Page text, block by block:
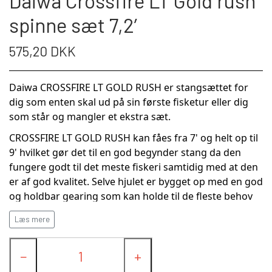
LANDINGS NET
FC SPINNERE HÅNDLAVEDE
FC UPSTREAM STANDARD
FC DOWNSTREAM STANDARD
FC COMPACT
FC BULLET STANDARD
FC UPSTREAM SKJERN Å SPECIAL (M/
#8 KROGE)
FC SPINNERE WESTIN
FC WESTIN UPSTREAM SPINNERE
FC WESTIN DOWNSTREAM
ANDRE SPINNERE
WOBLERE
FISKEBLINK
TASKER OG BEKLÆDNING
spinne sæt 7,2’
575,20 DKK
Daiwa CROSSFIRE LT GOLD RUSH er stangsættet for
dig som enten skal ud på sin første fisketur eller dig
som står og mangler et ekstra sæt.
CROSSFIRE LT GOLD RUSH kan fåes fra 7' og helt op til
9' hvilket gør det til en god begynder stang da den
fungere godt til det meste fiskeri samtidig med at den
er af god kvalitet. Selve hjulet er bygget op med en god
og holdbar gearing som kan holde til de fleste behov
for et sæt som dette. Alt dette gør det til et alsidigt
sæt, som kan bruges til det meste.
fornuftigt sæt for pengene, som ville kunne klare dine
Læs mere
− +